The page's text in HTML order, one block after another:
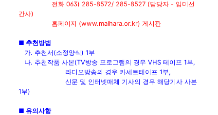
전화 063) 285-8572/ 285-8527 (담당자 - 임미선
간사)
홈페이지 (www.malhara.or.kr) 게시판
■ 추천방법
가. 추천서(소정양식) 1부
나. 추천작품 사본(TV방송 프로그램의 경우 VHS 테이프 1부,
라디오방송의 경우 카세트테이프 1부,
신문 및 인터넷매체 기사의 경우 해당기사 사본
1부)
■ 유의사항